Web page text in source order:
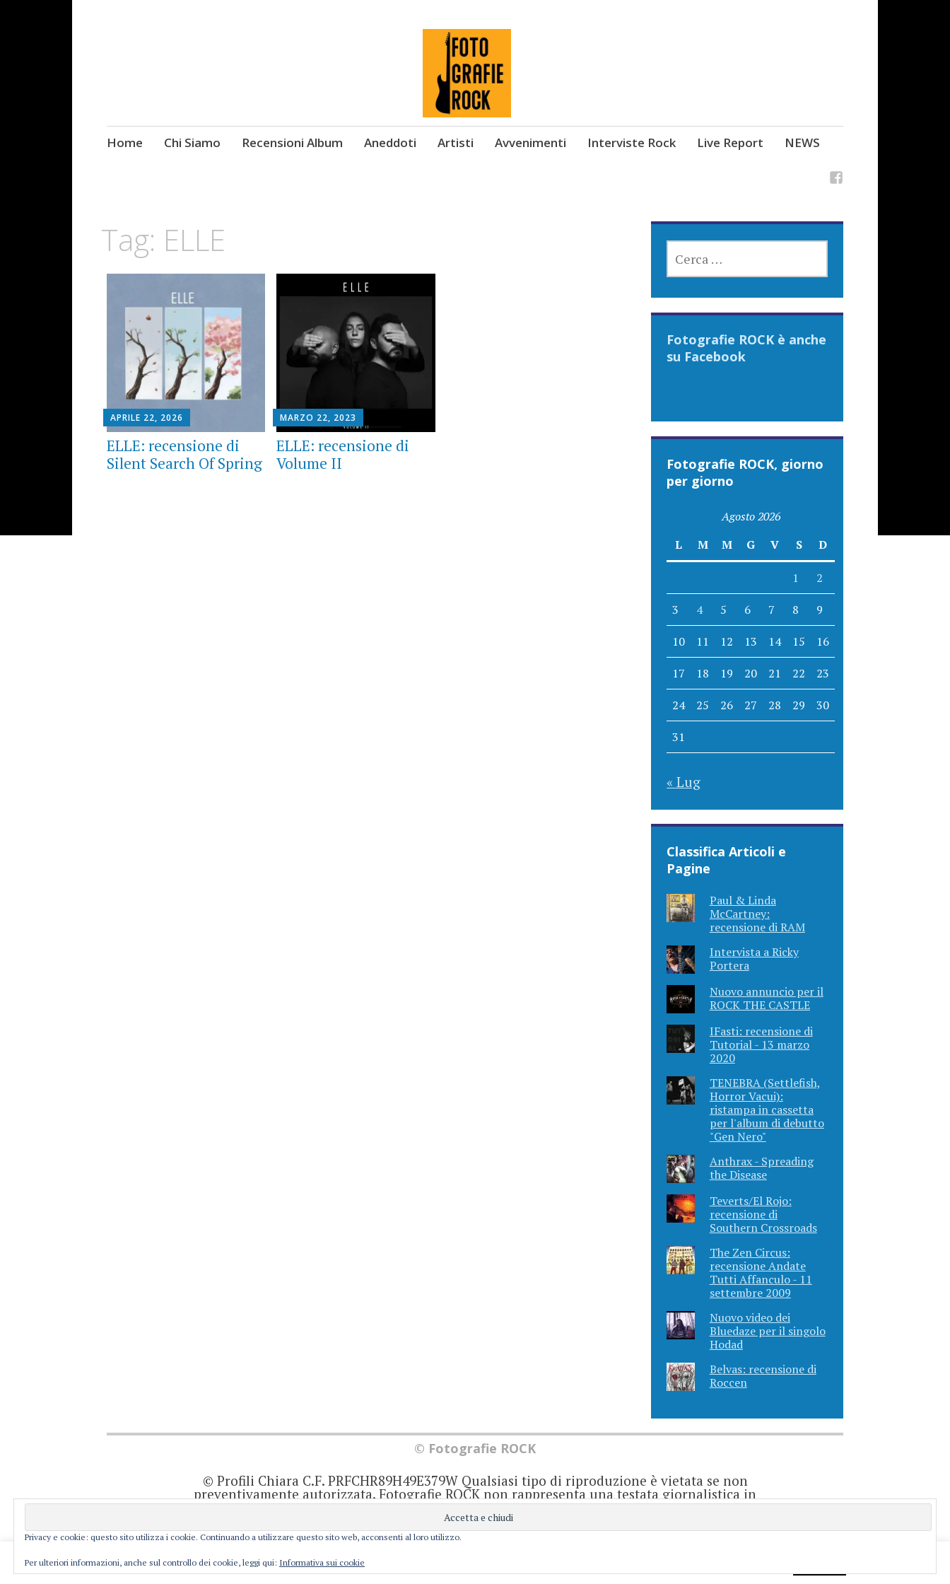
Skip
Home Chi Siamo Recensioni Album Aneddoti Artisti Avvenimenti Interviste Rock Live Report NEWS
Tag: ELLE
APRILE 22, 2026
ELLE: recensione di
Silent Search Of Spring
MARZO 22, 2023
ELLE: recensione di
Volume II
PER:
Fotografie ROCK è anche
su Facebook
Fotografie ROCK, giorno
per giorno
Agosto 2026
L
M M G V S D
1 2
3 4 5 6 7 8 9
10 11 12 13 14 15 16
17 18 19 20 21 22 23
24 25 26 27 28 29 30
31
« Lug
Classifica Articoli e
Pagine
Paul & Linda
McCartney:
recensione di RAM
Intervista a Ricky
Portera
Nuovo annuncio per il
ROCK THE CASTLE
IFasti: recensione di
Tutorial - 13 marzo
2020
TENEBRA (Settlefish,
Horror Vacui):
ristampa in cassetta
per l'album di debutto
"Gen Nero"
Anthrax - Spreading
the Disease
Teverts/El Rojo:
recensione di
Southern Crossroads
The Zen Circus:
recensione Andate
Tutti Affanculo - 11
settembre 2009
Nuovo video dei
Bluedaze per il singolo
Hodad
Belvas: recensione di
Roccen
© Fotografie ROCK
© Profili Chiara C.F. PRFCHR89H49E379W Qualsiasi tipo di riproduzione è vietata se non
preventivamente autorizzata. Fotografie ROCK non rappresenta una testata giornalistica in
quanto viene aggiornato senza alcuna periodicità. Non può pertanto considerarsi un
prodotto editoriale ai sensi della legge 62 del 7/3/2001. Ogni autore è direttamente
responsabile di ciò che scrive negli articoli e nei commenti.
This website uses cookies to improve your experience. We'll assume you're ok with this, but you can opt-out if you wish.
Privacy e cookie: questo sito utilizza i cookie. Continuando a utilizzare questo sito web, acconsenti al loro utilizzo.
Per ulteriori informazioni, anche sul controllo dei cookie, leggi qui: Informativa sui cookie